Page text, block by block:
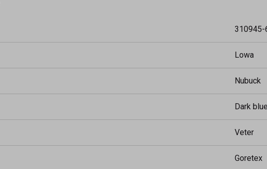
310945-
Lowa
Nubuck
Dark blue
Veter
Goretex